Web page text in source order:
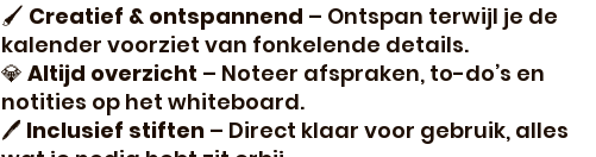
🖌 Creatief & ontspannend – Ontspan terwijl je de
kalender voorziet van fonkelende details.
💎 Altijd overzicht – Noteer afspraken, to-do’s en
notities op het whiteboard.
🖊 Inclusief stiften – Direct klaar voor gebruik, alles